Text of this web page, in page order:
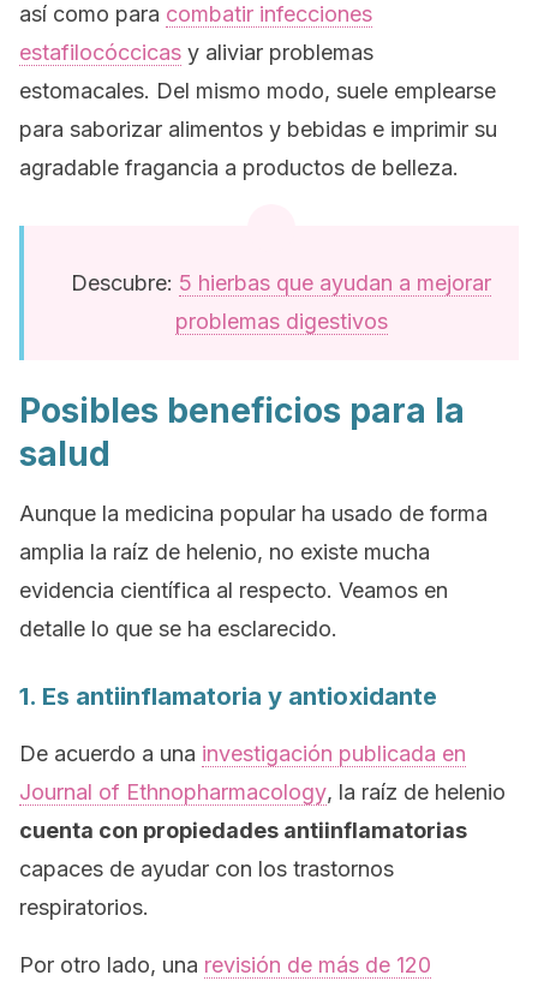
así como para combatir infecciones
estafilocóccicas y aliviar problemas
estomacales. Del mismo modo, suele emplearse
para saborizar alimentos y bebidas e imprimir su
agradable fragancia a productos de belleza.
Descubre: 5 hierbas que ayudan a mejorar
problemas digestivos
Posibles beneficios para la
salud
Aunque la medicina popular ha usado de forma
amplia la raíz de helenio, no existe mucha
evidencia científica al respecto. Veamos en
detalle lo que se ha esclarecido.
1. Es antiinflamatoria y antioxidante
De acuerdo a una investigación publicada en
Journal of Ethnopharmacology, la raíz de helenio
cuenta con propiedades antiinflamatorias
capaces de ayudar con los trastornos
respiratorios.
Por otro lado, una revisión de más de 120